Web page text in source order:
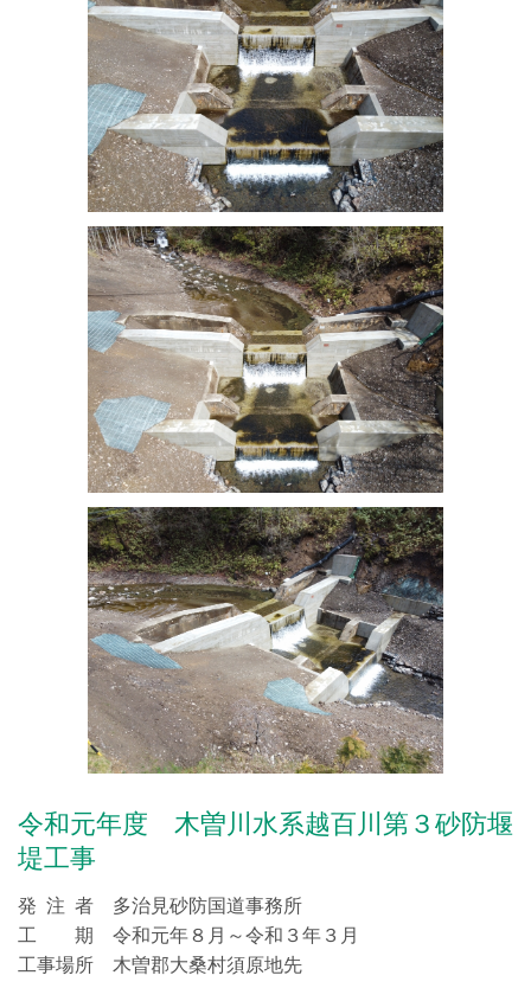
令和元年度 木曽川水系越百川第３砂防堰
堤工事
発 注 者 多治見砂防国道事務所
工 期 令和元年８月～令和３年３月
工事場所 木曽郡大桑村須原地先